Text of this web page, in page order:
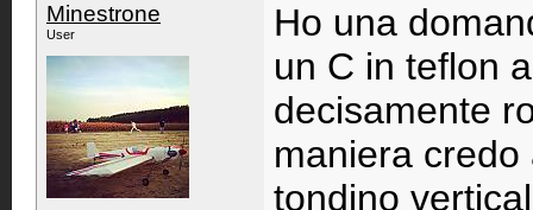
Minestrone
User
Ho una
un C in teflon
decisamente
maniera
tondino